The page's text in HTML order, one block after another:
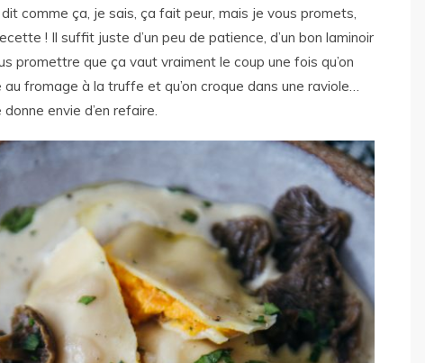
comme ça, je sais, ça fait peur, mais je vous promets,
! Il suffit juste d’un peu de patience, d’un bon laminoir
promettre que ça vaut vraiment le coup une fois qu’on
fromage à la truffe et qu’on croque dans une raviole…
envie d’en refaire.